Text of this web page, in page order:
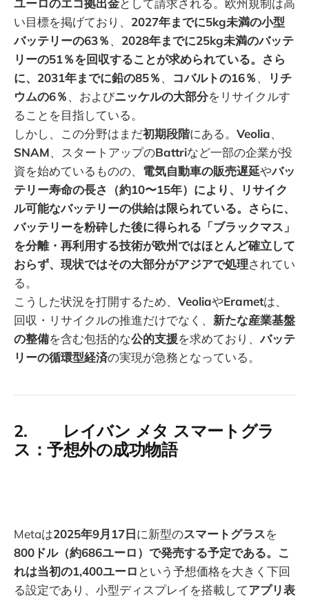
ユーロのエコ拠出金として請求される。欧州規制は高
い目標を掲げており、 2027年までに5kg未満の小型
バッテリーの63％、 2028年までに25kg未満のバッテ
リーの51％を回収することが求められている。さら
に、2031年までに鉛の85％、 コバルトの16％、
リチ
ウムの6％、およびニッケルの大部分をリサイクルす
ることを目指している。
しかし、この分野はまだ初期段階にある。 Veolia、
SNAM、スタートアップのBattriなど一部の企業が投
資を始めているものの、 電気自動車の販売遅延やバッ
テリー寿命の長さ（約10〜15年）により、リサイク
ル可能なバッテリーの供給は限られている。さらに、
バッテリーを粉砕した後に得られる「ブラックマス」
を分離・再利用する技術が欧州ではほとんど確立して
おらず、現状ではその大部分がアジアで処理されてい
る。
こうした状況を打開するため、 VeoliaやErametは、
回収・リサイクルの推進だけでなく、 新たな産業基盤
の整備を含む包括的な公的支援を求めており、バッテ
リーの循環型経済の実現が急務となっている。
2. レイバン メタ スマートグラ
ス：予想外の成功物語
Metaは2025年9月17日に新型のスマートグラスを
800ドル（約686ユーロ）で発売する予定である。こ
れは当初の1,400ユーロ という予想価格を大きく下回
る設定であり、小型ディスプレイを搭載してアプリ表